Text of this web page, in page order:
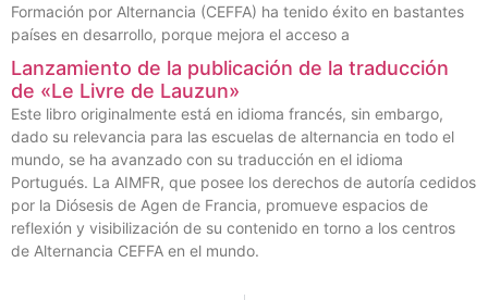
Formación por Alternancia (CEFFA) ha tenido éxito en bastantes
países en desarrollo, porque mejora el acceso a
Lanzamiento de la publicación de la traducción
de «Le Livre de Lauzun»
Este libro originalmente está en idioma francés, sin embargo,
dado su relevancia para las escuelas de alternancia en todo el
mundo, se ha avanzado con su traducción en el idioma
Portugués. La AIMFR, que posee los derechos de autoría cedidos
por la Diósesis de Agen de Francia, promueve espacios de
reflexión y visibilización de su contenido en torno a los centros
de Alternancia CEFFA en el mundo.